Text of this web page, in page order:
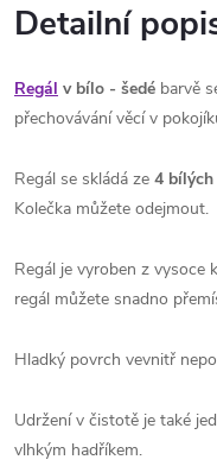
Detailní
Regál v bílo - šedé barvě
přechovávání věcí v
Regál se skládá ze 4
Kolečka můžete odejmout.
Regál je vyroben z vysoce
regál můžete snadno
Hladký povrch vevnitř
Udržení v čistotě je také
vlhkým hadříkem.